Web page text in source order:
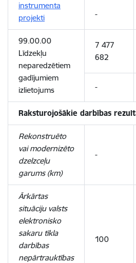
instrumenta
projekti
-
99.00.00
Līdzekļu
neparedzētiem
gadījumiem
izlietojums
7 477
682
-
Raksturojošākie darbības
Rekonstruēto
vai modernizēto
dzelzceļu
garums (km)
-
Ārkārtas
situāciju valsts
elektronisko
sakaru tīkla
darbības
nepārtrauktības
100